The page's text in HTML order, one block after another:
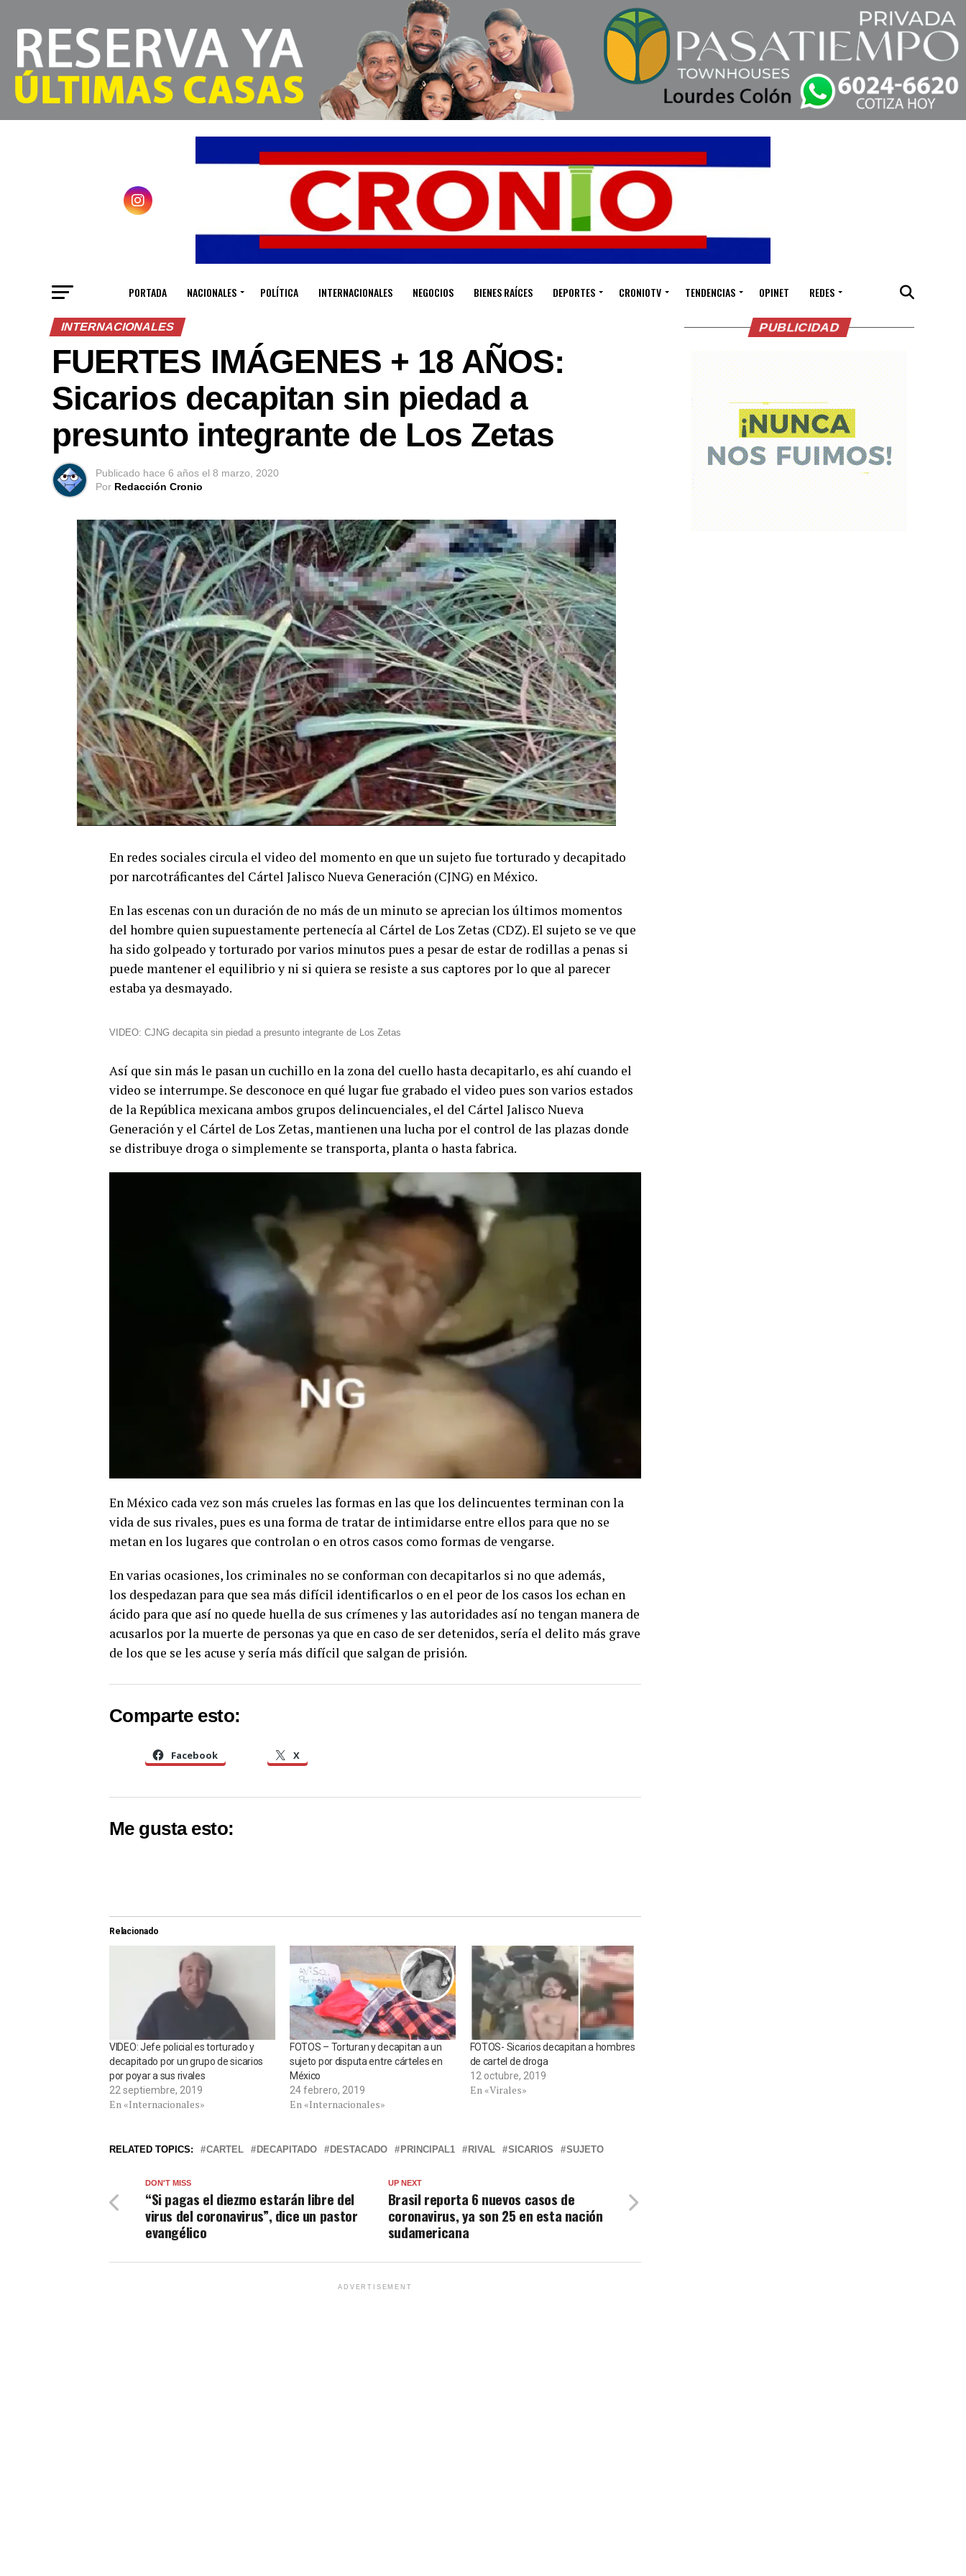
PORTADA NACIONALES POLÍTICA INTERNACIONALES NEGOCIOS BIENES RAÍCES DEPORTES CRONIOTV TENDENCIAS OPINET REDES
INTERNACIONALES
FUERTES IMÁGENES + 18 AÑOS:
Sicarios decapitan sin piedad a
presunto integrante de Los Zetas
Publicado hace 6 años el 8 marzo, 2020
Por Redacción Cronio
En redes sociales circula el video del momento en que un sujeto fue torturado y decapitado
por narcotráficantes del Cártel Jalisco Nueva Generación (CJNG) en México.
En las escenas con un duración de no más de un minuto se aprecian los últimos momentos
del hombre quien supuestamente pertenecía al Cártel de Los Zetas (CDZ). El sujeto se ve que
ha sido golpeado y torturado por varios minutos pues a pesar de estar de rodillas a penas si
puede mantener el equilibrio y ni si quiera se resiste a sus captores por lo que al parecer
estaba ya desmayado.
VIDEO: CJNG decapita sin piedad a presunto integrante de Los Zetas
Así que sin más le pasan un cuchillo en la zona del cuello hasta decapitarlo, es ahí cuando el
video se interrumpe. Se desconoce en qué lugar fue grabado el video pues son varios estados
de la República mexicana ambos grupos delincuenciales, el del Cártel Jalisco Nueva
Generación y el Cártel de Los Zetas, mantienen una lucha por el control de las plazas donde
se distribuye droga o simplemente se transporta, planta o hasta fabrica.
En México cada vez son más crueles las formas en las que los delincuentes terminan con la
vida de sus rivales, pues es una forma de tratar de intimidarse entre ellos para que no se
metan en los lugares que controlan o en otros casos como formas de vengarse.
En varias ocasiones, los criminales no se conforman con decapitarlos si no que además,
los despedazan para que sea más difícil identificarlos o en el peor de los casos los echan en
ácido para que así no quede huella de sus crímenes y las autoridades así no tengan manera de
acusarlos por la muerte de personas ya que en caso de ser detenidos, sería el delito más grave
de los que se les acuse y sería más difícil que salgan de prisión.
Comparte esto:
Facebook X
Me gusta esto:
Relacionado
VIDEO: Jefe policial es torturado y
decapitado por un grupo de sicarios
por poyar a sus rivales
22 septiembre, 2019
En «Internacionales»
FOTOS – Torturan y decapitan a un
sujeto por disputa entre cárteles en
México
24 febrero, 2019
En «Internacionales»
FOTOS- Sicarios decapitan a hombres
de cartel de droga
12 octubre, 2019
En «Virales»
RELATED TOPICS: CARTEL DECAPITADO DESTACADO PRINCIPAL1 RIVAL SICARIOS SUJETO
UP NEXT
Brasil reporta 6 nuevos casos de
coronavirus, ya son 25 en esta nación
sudamericana
DON'T MISS
“Si pagas el diezmo estarán libre del
virus del coronavirus”, dice un pastor
evangélico
ADVERTISEMENT
PUBLICIDAD